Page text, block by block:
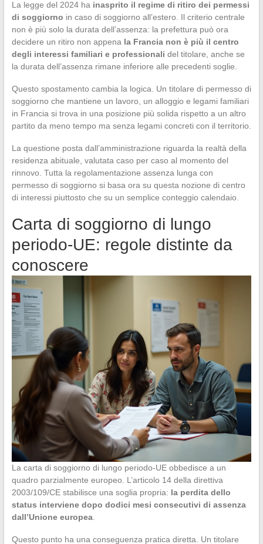
La legge del 2024 ha inasprito il regime di ritiro dei permessi
di soggiorno in caso di soggiorno all’estero. Il criterio centrale
non è più solo la durata dell’assenza: la prefettura può ora
decidere un ritiro non appena la Francia non è più il centro
degli interessi familiari e professionali del titolare, anche se
la durata dell’assenza rimane inferiore alle precedenti soglie.
Questo spostamento cambia la logica. Un titolare di permesso di
soggiorno che mantiene un lavoro, un alloggio e legami familiari
in Francia si trova in una posizione più solida rispetto a un altro
partito da meno tempo ma senza legami concreti con il territorio.
La questione posta dall’amministrazione riguarda la realtà della
residenza abituale, valutata caso per caso al momento del
rinnovo. Tutta la regolamentazione assenza lunga con
permesso di soggiorno si basa ora su questa nozione di centro
di interessi piuttosto che su un semplice conteggio calendaio.
Carta di soggiorno di lungo
periodo-UE: regole distinte da
conoscere
La carta di soggiorno di lungo periodo-UE obbedisce a un
quadro parzialmente europeo. L’articolo 14 della direttiva
2003/109/CE stabilisce una soglia propria: la perdita dello
status interviene dopo dodici mesi consecutivi di assenza
dall’Unione europea.
Questo punto ha una conseguenza pratica diretta. Un titolare